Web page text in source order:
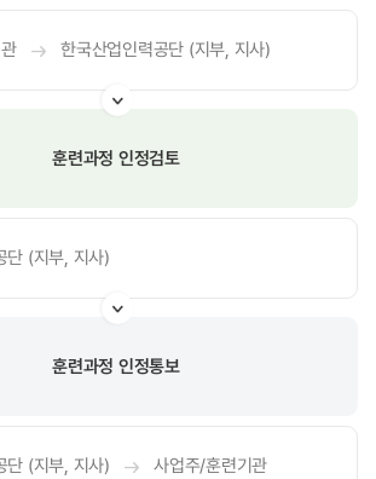
한국산업인력공단 (지부, 지사)
훈련과정 인정검토
단 (지부, 지사)
훈련과정 인정통보
단 (지부, 지사) 사업주/훈련기관